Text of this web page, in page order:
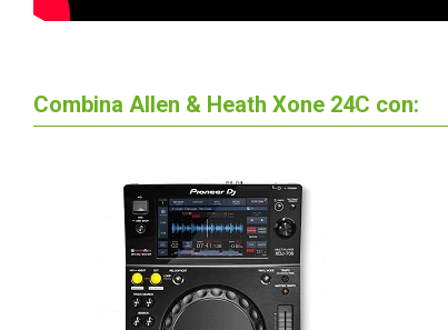
Combina Allen & Heath Xone 24C con: